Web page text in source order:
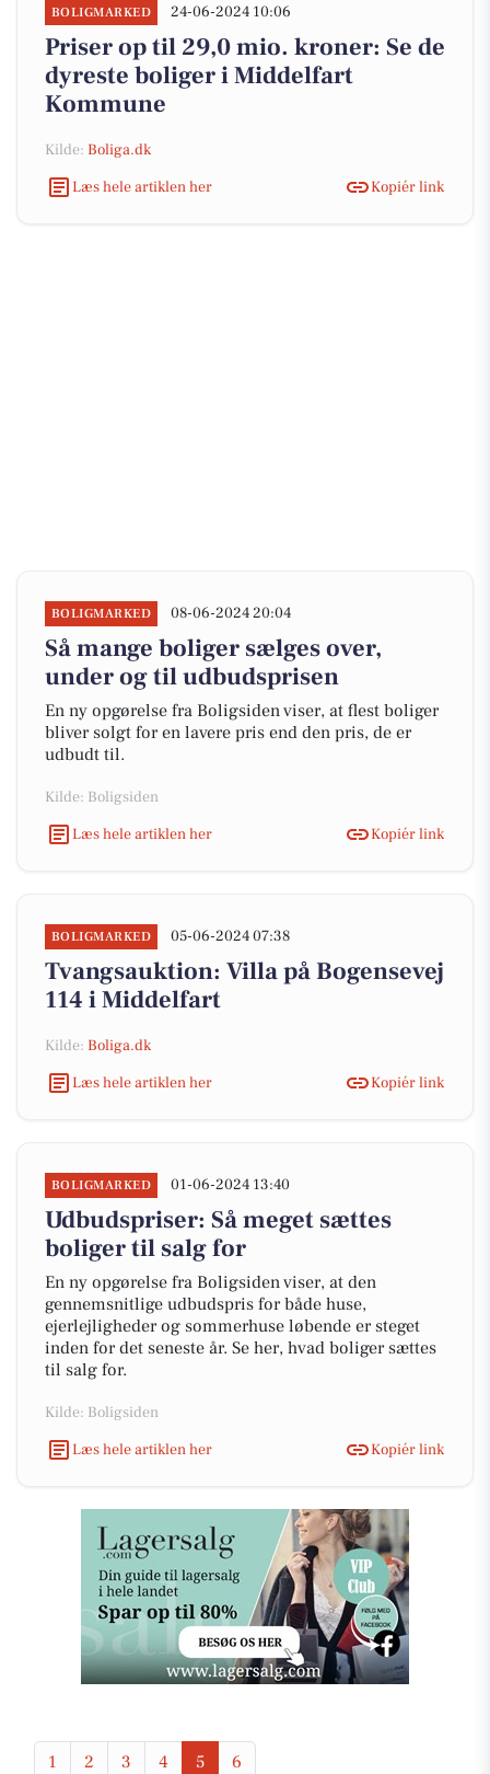
BOLIGMARKED 24-06-2024 10:06
Priser op til 29,0 mio. kroner: Se de
dyreste boliger i Middelfart
Kommune
Kilde: Boliga.dk
Læs hele artiklen her
Kopiér link
BOLIGMARKED 08-06-2024 20:04
Så mange boliger sælges over,
under og til udbudsprisen
En ny opgørelse fra Boligsiden viser, at flest boliger
bliver solgt for en lavere pris end den pris, de er
udbudt til.
Kilde: Boligsiden
Læs hele artiklen her
Kopiér link
BOLIGMARKED 05-06-2024 07:38
Tvangsauktion: Villa på Bogensevej
114 i Middelfart
Kilde: Boliga.dk
Læs hele artiklen her
Kopiér link
BOLIGMARKED 01-06-2024 13:40
Udbudspriser: Så meget sættes
boliger til salg for
En ny opgørelse fra Boligsiden viser, at den
gennemsnitlige udbudspris for både huse,
ejerlejligheder og sommerhuse løbende er steget
inden for det seneste år. Se her, hvad boliger sættes
til salg for.
Kilde: Boligsiden
Læs hele artiklen her
Kopiér link
1 2 3 4 5 6